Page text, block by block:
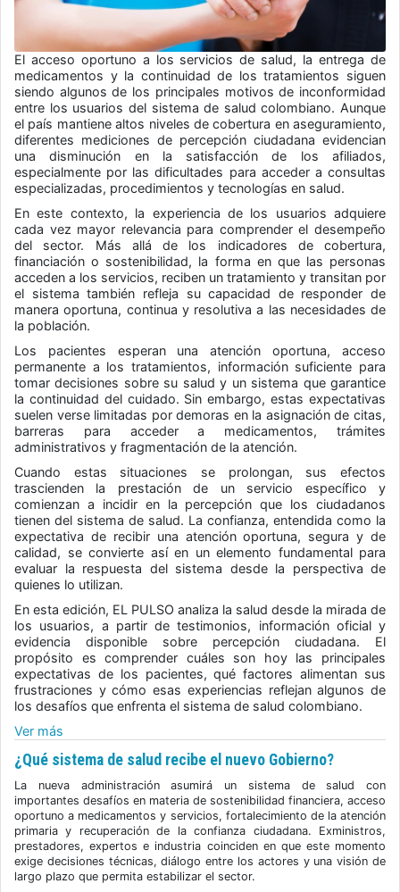
El acceso oportuno a los servicios de salud, la entrega de
medicamentos y la continuidad de los tratamientos siguen
siendo algunos de los principales motivos de inconformidad
entre los usuarios del sistema de salud colombiano. Aunque
el país mantiene altos niveles de cobertura en aseguramiento,
diferentes mediciones de percepción ciudadana evidencian
una disminución en la satisfacción de los afiliados,
especialmente por las dificultades para acceder a consultas
especializadas, procedimientos y tecnologías en salud.
En este contexto, la experiencia de los usuarios adquiere
cada vez mayor relevancia para comprender el desempeño
del sector. Más allá de los indicadores de cobertura,
financiación o sostenibilidad, la forma en que las personas
acceden a los servicios, reciben un tratamiento y transitan por
el sistema también refleja su capacidad de responder de
manera oportuna, continua y resolutiva a las necesidades de
la población.
Los pacientes esperan una atención oportuna, acceso
permanente a los tratamientos, información suficiente para
tomar decisiones sobre su salud y un sistema que garantice
la continuidad del cuidado. Sin embargo, estas expectativas
suelen verse limitadas por demoras en la asignación de citas,
barreras para acceder a medicamentos, trámites
administrativos y fragmentación de la atención.
Cuando estas situaciones se prolongan, sus efectos
trascienden la prestación de un servicio específico y
comienzan a incidir en la percepción que los ciudadanos
tienen del sistema de salud. La confianza, entendida como la
expectativa de recibir una atención oportuna, segura y de
calidad, se convierte así en un elemento fundamental para
evaluar la respuesta del sistema desde la perspectiva de
quienes lo utilizan.
En esta edición, EL PULSO analiza la salud desde la mirada de
los usuarios, a partir de testimonios, información oficial y
evidencia disponible sobre percepción ciudadana. El
propósito es comprender cuáles son hoy las principales
expectativas de los pacientes, qué factores alimentan sus
frustraciones y cómo esas experiencias reflejan algunos de
los desafíos que enfrenta el sistema de salud colombiano.
Ver más
¿Qué sistema de salud recibe el nuevo Gobierno?
La nueva administración asumirá un sistema de salud con
importantes desafíos en materia de sostenibilidad financiera, acceso
oportuno a medicamentos y servicios, fortalecimiento de la atención
primaria y recuperación de la confianza ciudadana. Exministros,
prestadores, expertos e industria coinciden en que este momento
exige decisiones técnicas, diálogo entre los actores y una visión de
largo plazo que permita estabilizar el sector.